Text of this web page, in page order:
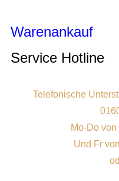
Warenankauf
Service Hotline
Telefonische
Mo-Do
Und Fr